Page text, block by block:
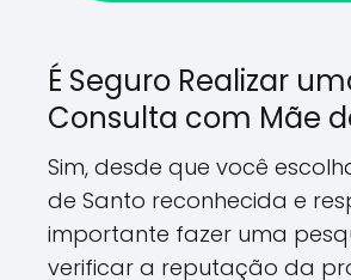
É Seguro Realizar
Consulta com Mãe
Sim, desde que você
de Santo reconhecida e
importante fazer uma
verificar a reputação da